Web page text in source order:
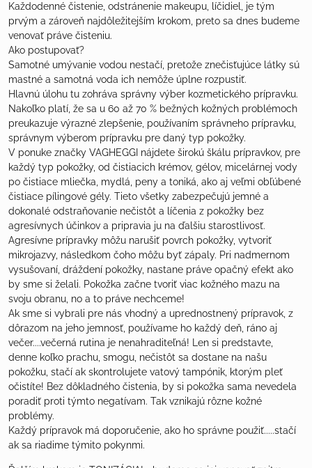
Každodenné čistenie, odstránenie makeupu, líčidiel, je tým
prvým a zároveň najdôležitejším krokom, preto sa dnes budeme
venovať práve čisteniu.
Ako postupovať?
Samotné umývanie vodou nestačí, pretože znečisťujúce látky sú
mastné a samotná voda ich nemôže úplne rozpustiť.
Hlavnú úlohu tu zohráva správny výber kozmetického prípravku.
Nakoľko platí, že sa u 60 až 70 % bežných kožných problémoch
preukazuje výrazné zlepšenie, používaním správneho prípravku,
správnym výberom prípravku pre daný typ pokožky.
V ponuke značky VAGHEGGI nájdete širokú škálu prípravkov, pre
každý typ pokožky, od čistiacich krémov, gélov, micelárnej vody
po čistiace mliečka, mydlá, peny a toniká, ako aj veľmi obľúbené
čistiace pílingové gély. Tieto všetky zabezpečujú jemné a
dokonalé odstraňovanie nečistôt a líčenia z pokožky bez
agresívnych účinkov a pripravia ju na ďalšiu starostlivosť.
Agresívne prípravky môžu narušiť povrch pokožky, vytvoriť
mikrojazvy, následkom čoho môžu byť zápaly. Pri nadmernom
vysušovaní, dráždení pokožky, nastane práve opačný efekt ako
by sme si želali. Pokožka začne tvoriť viac kožného mazu na
svoju obranu, no a to práve nechceme!
Ak sme si vybrali pre nás vhodný a uprednostnený prípravok, z
dôrazom na jeho jemnosť, používame ho každý deň, ráno aj
večer....večerná rutina je nenahraditeľná! Len si predstavte,
denne koľko prachu, smogu, nečistôt sa dostane na našu
pokožku, stačí ak skontrolujete vatový tampónik, ktorým pleť
očistíte! Bez dôkladného čistenia, by si pokožka sama nevedela
poradiť proti týmto negatívam. Tak vznikajú rôzne kožné
problémy.
Každý prípravok má doporučenie, ako ho správne použiť.....stačí
ak sa riadime týmito pokynmi.